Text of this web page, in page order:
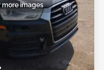
images